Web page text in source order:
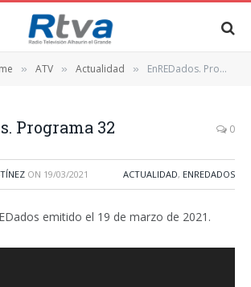
» ATV » Actualidad » EnREDados. Programa 32
Programa 32 0
ON 19/03/2021 ACTUALIDAD, ENREDADOS
emitido el 19 de marzo de 2021.